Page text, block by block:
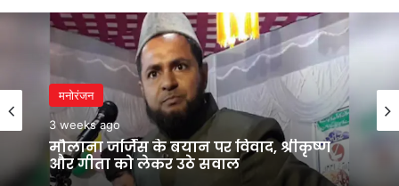
मनोरंजन
3 weeks ago
मौलाना जर्जिस के बयान पर विवाद, श्रीकृष्ण
और गीता को लेकर उठे सवाल